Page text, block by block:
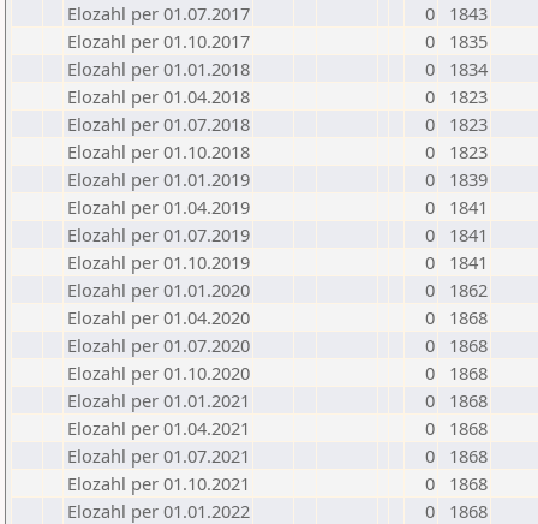
Elozahl per 01.07.2017
0
1843
Elozahl per 01.10.2017
0
1835
Elozahl per 01.01.2018
0
1834
Elozahl per 01.04.2018
0
1823
Elozahl per 01.07.2018
0
1823
Elozahl per 01.10.2018
0
1823
Elozahl per 01.01.2019
0
1839
Elozahl per 01.04.2019
0
1841
Elozahl per 01.07.2019
0
1841
Elozahl per 01.10.2019
0
1841
Elozahl per 01.01.2020
0
1862
Elozahl per 01.04.2020
0
1868
Elozahl per 01.07.2020
0
1868
Elozahl per 01.10.2020
0
1868
Elozahl per 01.01.2021
0
1868
Elozahl per 01.04.2021
0
1868
Elozahl per 01.07.2021
0
1868
Elozahl per 01.10.2021
0
1868
Elozahl per 01.01.2022
0
1868